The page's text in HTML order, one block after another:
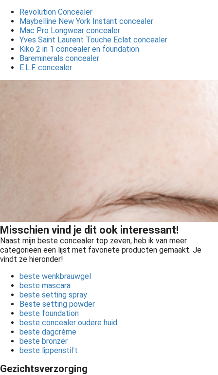
Revolution Concealer
Maybelline New York Instant concealer
Mac Pro Longwear concealer
Yves Saint Laurent Touche Eclat concealer
Kiko 2 in 1 concealer en foundation
Bareminerals concealer
E.L.F. concealer
Misschien vind je dit ook interessant!
Naast mijn beste concealer top zeven, heb ik van meer
categorieën een lijst met favoriete producten gemaakt. Je
vindt ze hieronder!
beste wenkbrauwgel
beste mascara
beste setting spray
Beste setting powder
beste foundation
beste concealer oudere huid
beste dagcrème
beste bronzer
beste lippenstift
Gezichtsverzorging